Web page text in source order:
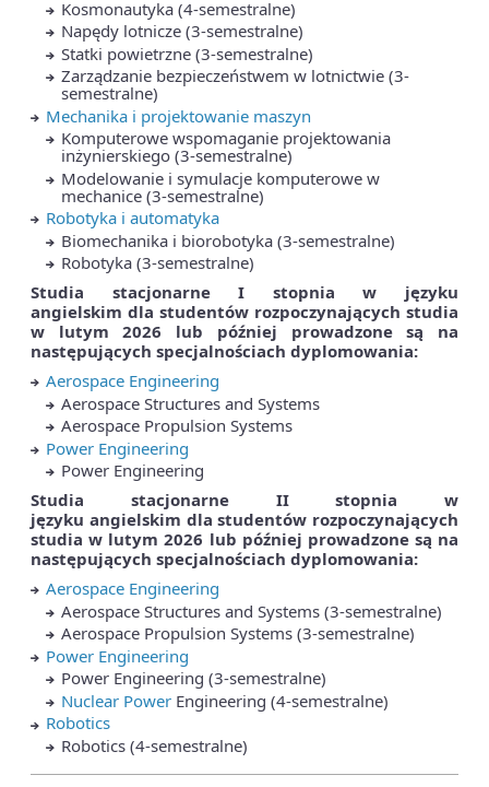
Kosmonautyka (4-semestralne)
Napędy lotnicze (3-semestralne)
Statki powietrzne (3-semestralne)
Zarządzanie bezpieczeństwem w lotnictwie (3-
semestralne)
Mechanika i projektowanie maszyn
Komputerowe wspomaganie projektowania
inżynierskiego (3-semestralne)
Modelowanie i symulacje komputerowe w
mechanice (3-semestralne)
Robotyka i automatyka
Biomechanika i biorobotyka (3-semestralne)
Robotyka (3-semestralne)
Studia stacjonarne I stopnia w języku
angielskim dla studentów rozpoczynających studia
w lutym 2026 lub później prowadzone są na
następujących specjalnościach dyplomowania:
Aerospace Engineering
Aerospace Structures and Systems
Aerospace Propulsion Systems
Power Engineering
Power Engineering
Studia stacjonarne II stopnia w
języku angielskim dla studentów rozpoczynających
studia w lutym 2026 lub później prowadzone są na
następujących specjalnościach dyplomowania:
Aerospace Engineering
Aerospace Structures and Systems (3-semestralne)
Aerospace Propulsion Systems (3-semestralne)
Power Engineering
Power Engineering (3-semestralne)
Nuclear Power Engineering (4-semestralne)
Robotics
Robotics (4-semestralne)